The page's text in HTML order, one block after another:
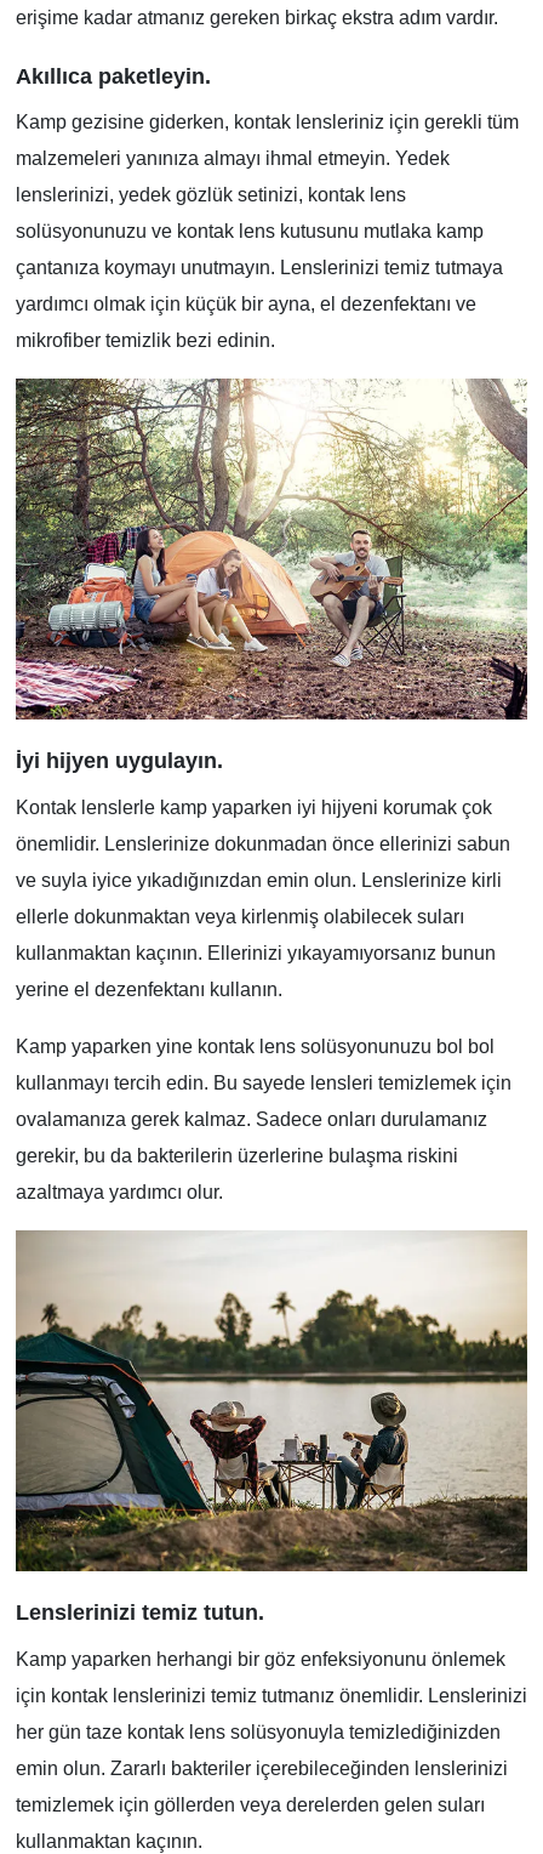
erişime kadar atmanız gereken birkaç ekstra adım vardır.
Akıllıca paketleyin.
Kamp gezisine giderken, kontak lensleriniz için gerekli tüm
malzemeleri yanınıza almayı ihmal etmeyin. Yedek
lenslerinizi, yedek gözlük setinizi, kontak lens
solüsyonunuzu ve kontak lens kutusunu mutlaka kamp
çantanıza koymayı unutmayın. Lenslerinizi temiz tutmaya
yardımcı olmak için küçük bir ayna, el dezenfektanı ve
mikrofiber temizlik bezi edinin.
İyi hijyen uygulayın.
Kontak lenslerle kamp yaparken iyi hijyeni korumak çok
önemlidir. Lenslerinize dokunmadan önce ellerinizi sabun
ve suyla iyice yıkadığınızdan emin olun. Lenslerinize kirli
ellerle dokunmaktan veya kirlenmiş olabilecek suları
kullanmaktan kaçının. Ellerinizi yıkayamıyorsanız bunun
yerine el dezenfektanı kullanın.
Kamp yaparken yine kontak lens solüsyonunuzu bol bol
kullanmayı tercih edin. Bu sayede lensleri temizlemek için
ovalamanıza gerek kalmaz. Sadece onları durulamanız
gerekir, bu da bakterilerin üzerlerine bulaşma riskini
azaltmaya yardımcı olur.
Lenslerinizi temiz tutun.
Kamp yaparken herhangi bir göz enfeksiyonunu önlemek
için kontak lenslerinizi temiz tutmanız önemlidir. Lenslerinizi
her gün taze kontak lens solüsyonuyla temizlediğinizden
emin olun. Zararlı bakteriler içerebileceğinden lenslerinizi
temizlemek için göllerden veya derelerden gelen suları
kullanmaktan kaçının.